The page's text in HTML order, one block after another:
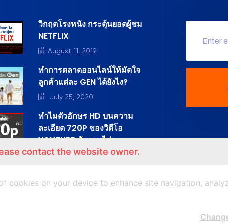
วิกฤตโรงหนัง กระตุ้นยอดผู้ชม
NETFLIX
August 11, 2019
ทำการตลาดออนไลน์ให้มัดใจ
ลูกค้าแต่ละ GEN ได้ยังไง?
July 25, 2020
ทำไมตัวอักษร HD บนความ
ละเอียด 720P ของวิดีโอ
YOUTUBE มันหายไป
7th July 2020
contact the website owner.
cookies on your device to enhance site navigation,